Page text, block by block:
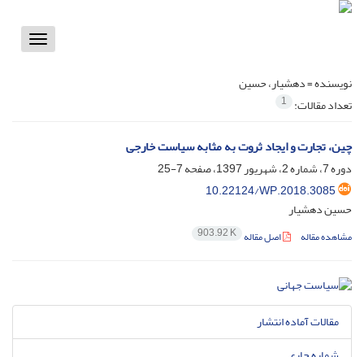
Toggle
نویسنده =دهشیار، حسین
تعداد مقالات: 1
چین، تجارت و ایجاد ثروت به مثابه سیاست خارجی ‏
دوره 7، شماره 2، شهریور 1397، صفحه
7-25
10.22124/WP.2018.3085
حسین دهشیار
مشاهده مقاله اصل مقاله 903.92 K
مقالات آماده انتشار